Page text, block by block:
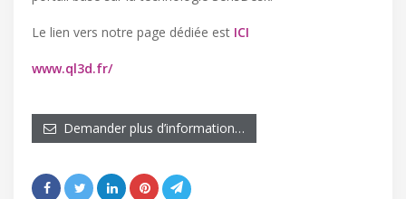
Le lien vers notre page dédiée est ICI
www.ql3d.fr/
Demander plus d’information…